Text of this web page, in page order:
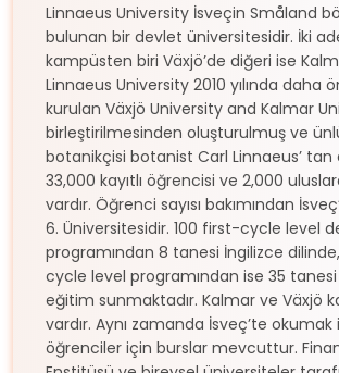
Linnaeus University İsveçin Småland
bulunan bir devlet üniversitesidir. İki
kampüsten biri Växjö’de diğeri ise
Linnaeus University 2010 yılında daha
kurulan Växjö University and Kalmar
birleştirilmesinden oluşturulmuş ve
botanikçisi botanist Carl Linnaeus’ tan
33,000 kayıtlı öğrencisi ve 2,000
vardır. Öğrenci sayısı bakımından
6. Üniversitesidir. 100 first-cycle level
programından 8 tanesi İngilizce
cycle level programından ise 35
eğitim sunmaktadır. Kalmar ve Växjö
vardır. Aynı zamanda İsveç’te
öğrenciler için burslar mevcuttur.